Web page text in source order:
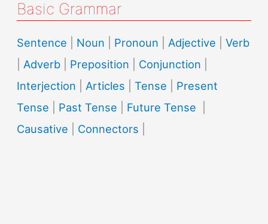
Basic Grammar
Sentence Noun Pronoun Adjective |Verb
Adverb Preposition Conjunction
Interjection
Articles |Tense
Present
Tense
Past Tense Future Tense
Causative
Connectors